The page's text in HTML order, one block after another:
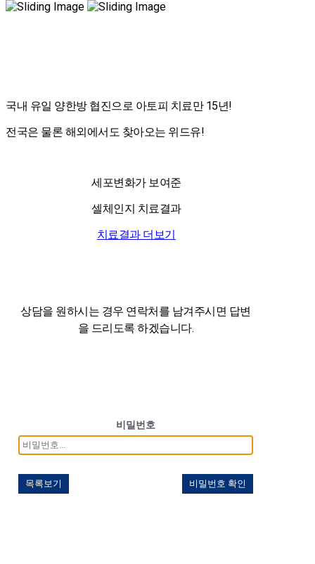
국내 유일 양한방 협진으로 아토피 치료만 15년!
전국은 물론 해외에서도 찾아오는 위드유!
세포변화가 보여준
셀체인지 치료결과
치료결과 더보기
상담을 원하시는 경우 연락처를 남겨주시면 답변
을 드리도록 하겠습니다.
비밀번호
목록보기 비밀번호 확인